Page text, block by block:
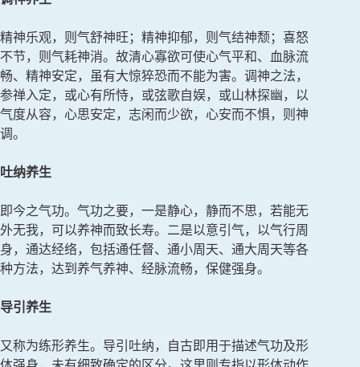
精神乐观，则气舒神旺；精神抑郁，则气结神颓；喜怒
不节，则气耗神消。故清心寡欲可使心气平和、血脉流
畅、精神安定，虽有大惊猝恐而不能为害。调神之法，
参禅入定，或心有所恃，或弦歌自娱，或山林探幽，以
气度从容，心思安定，志闲而少欲，心安而不惧，则神
调。
吐纳养生
即今之气功。气功之要，一是静心，静而不思，若能无
外无我，可以养神而致长寿。二是以意引气，以气行周
身，通达经络，包括通任督、通小周天、通大周天等各
种方法，达到养气养神、经脉流畅，保健强身。
导引养生
又称为练形养生。导引吐纳，自古即用于描述气功及形